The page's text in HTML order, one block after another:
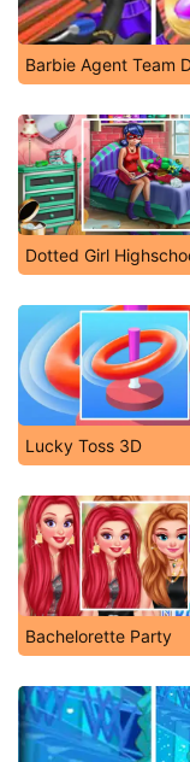
Barbie Agent Team
Dotted Girl
Lucky Toss 3D
Bachelorette Party